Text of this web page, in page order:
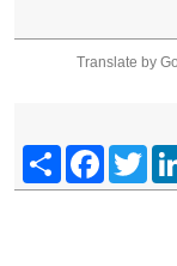
Translate by
FacebookTwitter